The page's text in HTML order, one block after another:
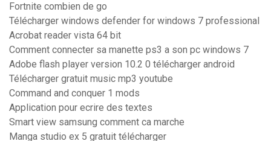
Fortnite combien de go
Télécharger windows defender for windows 7 professional
Acrobat reader vista 64 bit
Comment connecter sa manette ps3 a son pc windows 7
Adobe flash player version 10.2 0 télécharger android
Télécharger gratuit music mp3 youtube
Command and conquer 1 mods
Application pour ecrire des textes
Smart view samsung comment ca marche
Manga studio ex 5 gratuit télécharger